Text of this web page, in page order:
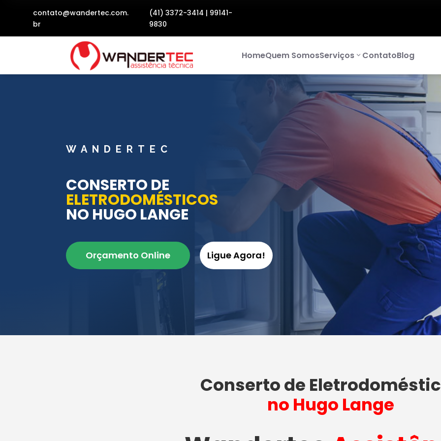
contato@wandertec.com.
br
(41) 3372-3414 | 99141-
9830
HomeQuem SomosServiços ContatoBlog
WANDERTEC
CONSERTO DE
ELETRODOMÉSTICOS
NO HUGO LANGE
Orçamento Online Ligue Agora!
Conserto de
no Hugo Lange